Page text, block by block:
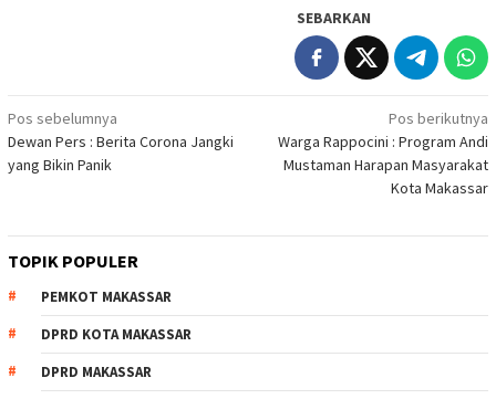
SEBARKAN
Navigasi
pos
Pos sebelumnya
Dewan Pers : Berita Corona Jangki
yang Bikin Panik
Pos berikutnya
Warga Rappocini : Program Andi
Mustaman Harapan Masyarakat
Kota Makassar
TOPIK POPULER
PEMKOT MAKASSAR
DPRD KOTA MAKASSAR
DPRD MAKASSAR